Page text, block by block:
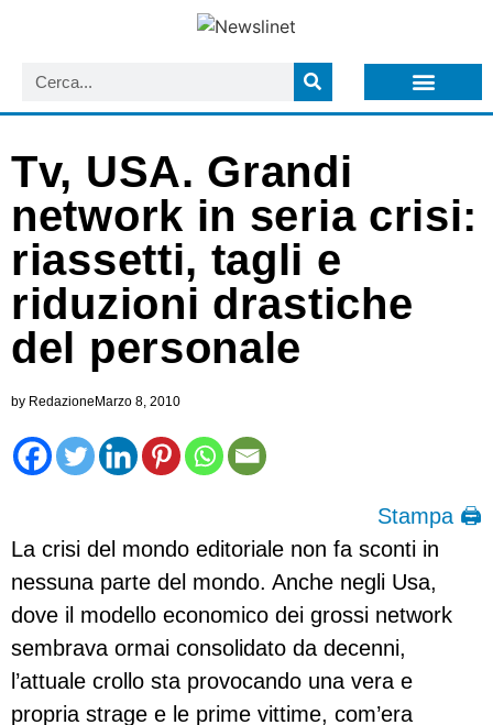
Tv, USA. Grandi
network in seria crisi:
riassetti, tagli e
riduzioni drastiche
del personale
by RedazioneMarzo 8, 2010
Stampa 🖨
La crisi del mondo editoriale non fa sconti in
nessuna parte del mondo. Anche negli Usa,
dove il modello economico dei grossi network
sembrava ormai consolidato da decenni,
l’attuale crollo sta provocando una vera e
propria strage e le prime vittime, com’era